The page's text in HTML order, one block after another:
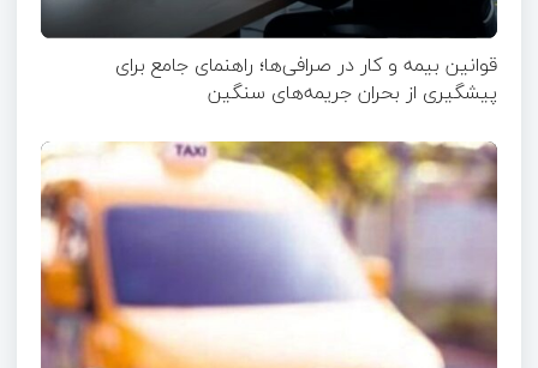
قوانین بیمه و کار در صرافی‌ها؛ راهنمای جامع برای
پیشگیری از بحران جریمه‌های سنگین